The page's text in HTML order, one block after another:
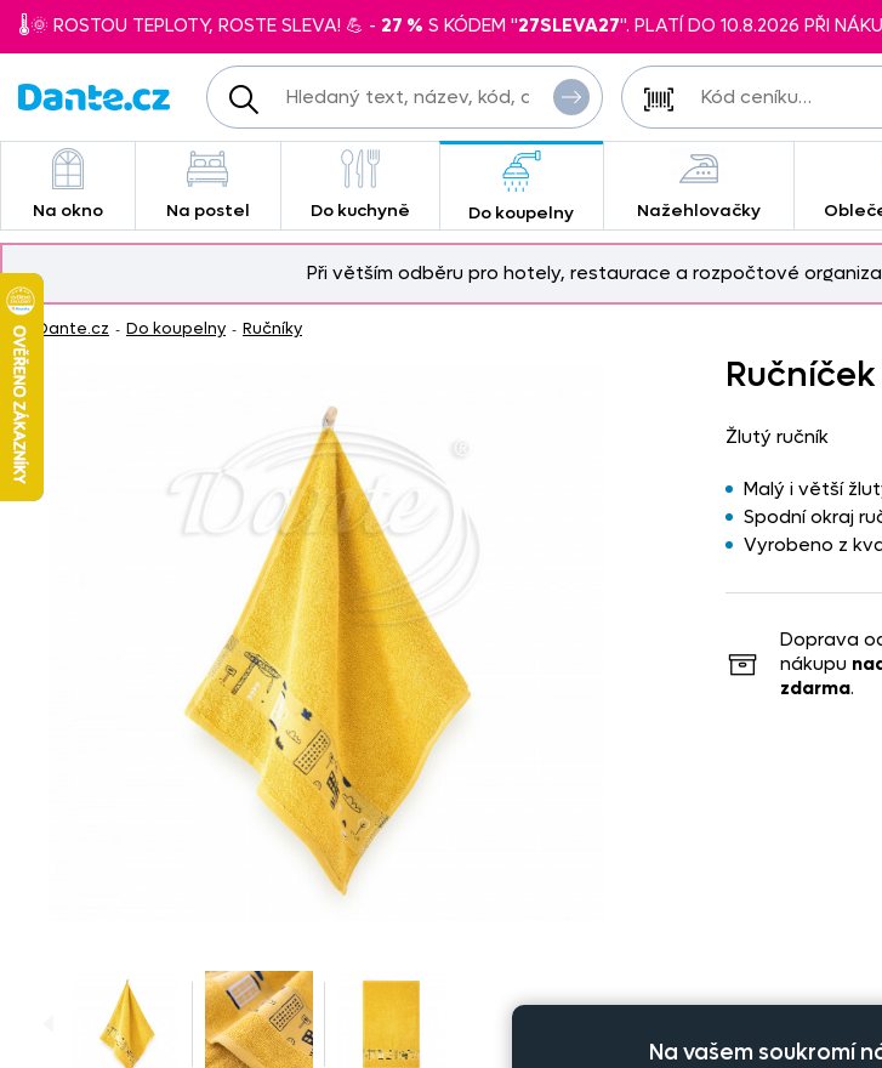
🌡️🌞 ROSTOU TEPLOTY, ROSTE SLEVA! 💪 - 27 % S KÓDEM "27SLEVA27". PLATÍ DO 10.8.2026 PŘI
Na okno Na postel Do kuchyně Do koupelny Nažehlovačky
Při větším odběru pro hotely, restaurace a rozpočtové
Dante.cz - Do koupelny - Ručníky
Ručníček
Žlutý ručník
Malý i větší
Spodní okraj
Vyrobeno z
Doprava
nákupu
zdarma.
Na vašem soukromí